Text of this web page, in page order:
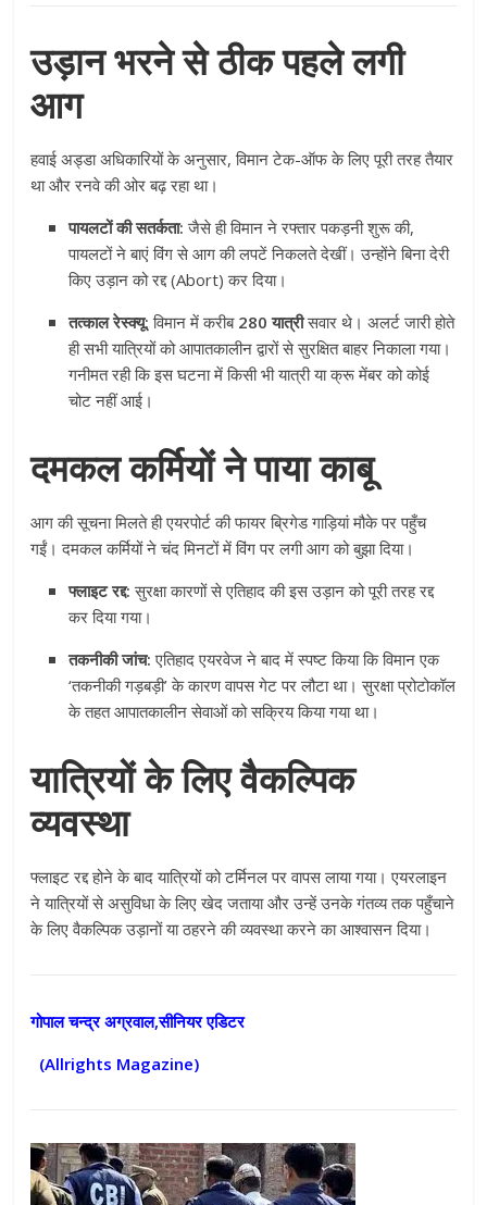
उड़ान भरने से ठीक पहले लगी
आग
हवाई अड्डा अधिकारियों के अनुसार, विमान टेक-ऑफ के लिए पूरी तरह तैयार
था और रनवे की ओर बढ़ रहा था।
पायलटों की सतर्कता: जैसे ही विमान ने रफ्तार पकड़नी शुरू की,
पायलटों ने बाएं विंग से आग की लपटें निकलते देखीं। उन्होंने बिना देरी
किए उड़ान को रद्द (Abort) कर दिया।
तत्काल रेस्क्यू: विमान में करीब 280 यात्रीसवार थे। अलर्ट जारी होते
ही सभी यात्रियों को आपातकालीन द्वारों से सुरक्षित बाहर निकाला गया।
गनीमत रही कि इस घटना में किसी भी यात्री या क्रू मेंबर को कोई
चोट नहीं आई।
दमकल कर्मियों ने पाया काबू
आग की सूचना मिलते ही एयरपोर्ट की फायर ब्रिगेड गाड़ियां मौके पर पहुँच
गईं। दमकल कर्मियों ने चंद मिनटों में विंग पर लगी आग को बुझा दिया।
फ्लाइट रद्द: सुरक्षा कारणों से एतिहाद की इस उड़ान को पूरी तरह रद्द
कर दिया गया।
तकनीकी जांच: एतिहाद एयरवेज ने बाद में स्पष्ट किया कि विमान एक
‘तकनीकी गड़बड़ी’ के कारण वापस गेट पर लौटा था। सुरक्षा प्रोटोकॉल
के तहत आपातकालीन सेवाओं को सक्रिय किया गया था।
यात्रियों के लिए वैकल्पिक
व्यवस्था
फ्लाइट रद्द होने के बाद यात्रियों को टर्मिनल पर वापस लाया गया। एयरलाइन
ने यात्रियों से असुविधा के लिए खेद जताया और उन्हें उनके गंतव्य तक पहुँचाने
के लिए वैकल्पिक उड़ानों या ठहरने की व्यवस्था करने का आश्वासन दिया।
गोपाल चन्द्र अग्रवाल,सीनियर एडिटर
(Allrights Magazine)